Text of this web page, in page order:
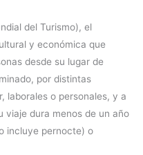
del Turismo), el
y económica que
desde su lugar de
por distintas
laborales o personales, y a
viaje dura menos de un año
incluye pernocte) o